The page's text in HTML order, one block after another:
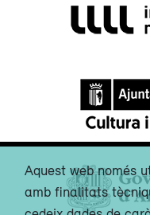
Aquest web només
amb finalitats